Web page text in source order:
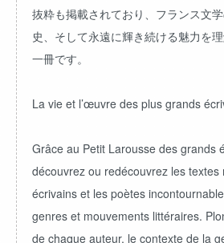
抜粋も掲載されており、フランス文
史、そして永遠に輝き続ける魅力を
一冊です。
La vie et l’œuvre des plus grands
Grâce au Petit Larousse des grands
découvrez ou redécouvrez les textes
écrivains et les poètes
genres et mouvements littéraires.
de chaque auteur, le contexte de la